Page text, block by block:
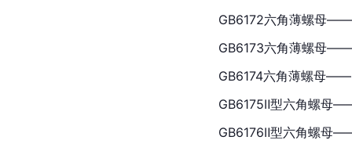
GB6172六角薄螺母
GB6173六角薄螺母
GB6174六角薄螺母
GB6175Ⅱ型六角螺母
GB6176Ⅱ型六角螺母